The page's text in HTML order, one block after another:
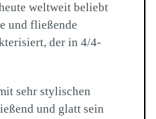
weltweit beliebt
und fließende
der in 4/4-
sehr stylischen
und glatt sein